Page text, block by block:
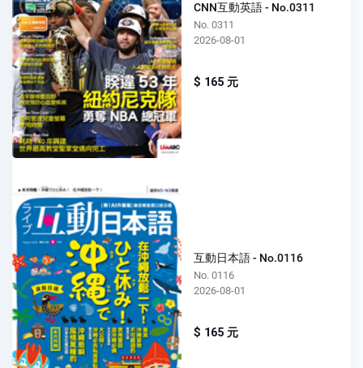
CNN互動英語 - No.0311
No. 0311
2026-08-01
$ 165 元
互動日本語 - No.0116
No. 0116
2026-08-01
$ 165 元